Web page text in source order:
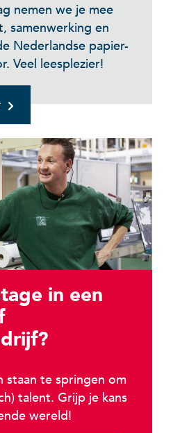
nemen we je mee
samenwerking en
Nederlandse papier-
Veel leesplezier!
in een
staan te springen om
talent. Grijp je kans
wereld!